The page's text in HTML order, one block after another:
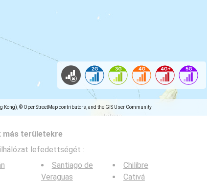
Kong), © OpenStreetMap contributors, and the GIS User Community
más területekre
lefedettségét :
Santiago de
Veraguas
Chilibre
Cativá